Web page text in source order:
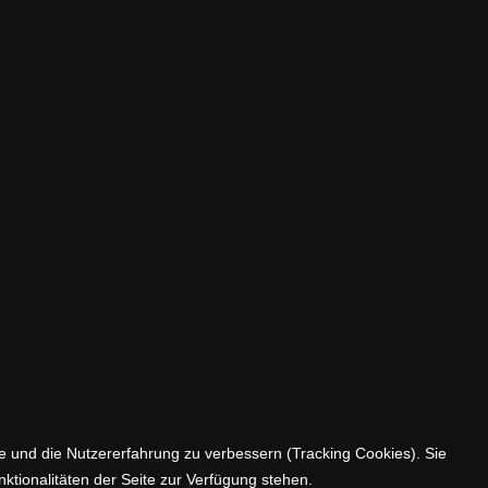
die Nutzererfahrung zu verbessern (Tracking Cookies). Sie
der Seite zur Verfügung stehen.